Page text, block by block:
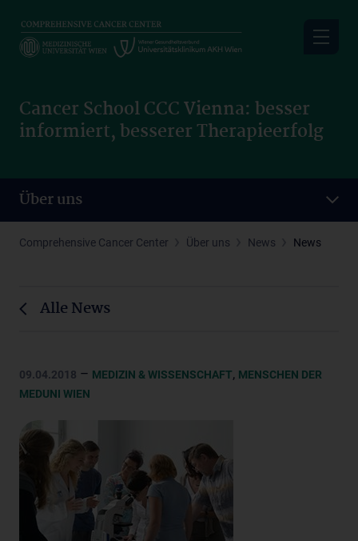
main
Cancer School CCC Vienna: besser
informiert, besserer Therapieerfolg
Über uns
Comprehensive Cancer Center Über uns News News
Alle News
09.04.2018 – MEDIZIN & WISSENSCHAFT, MENSCHEN DER
MEDUNI WIEN